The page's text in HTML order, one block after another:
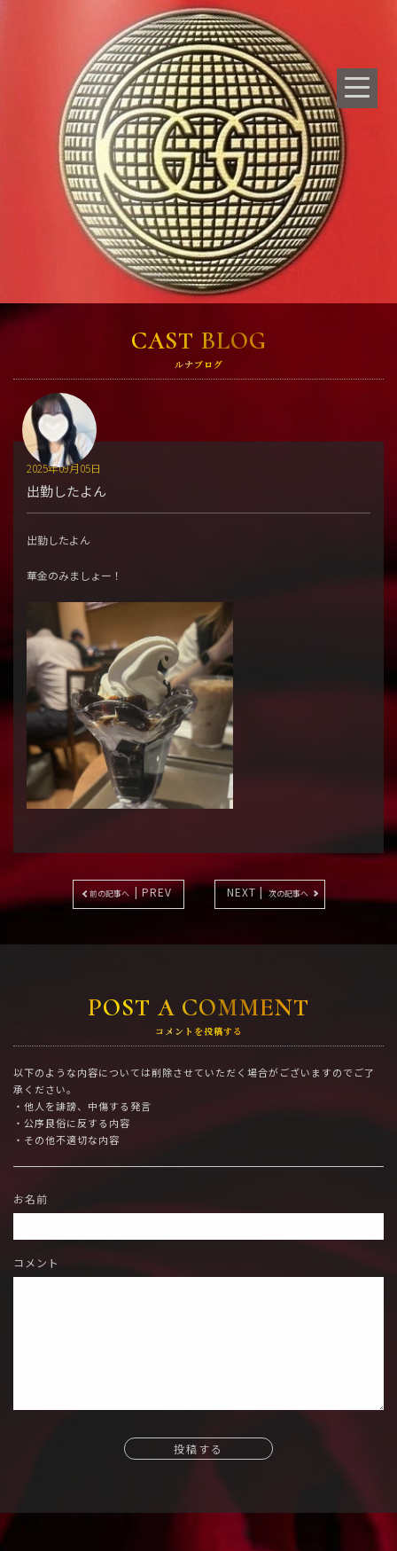
CAST BLOG
ルナブログ
出勤したよん
2025年09月05日
出勤したよん
華金のみましょー！
前の記事へ| PREV NEXT |次の記事へ
POST A COMMENT
コメントを投稿する
以下のような内容については削除させていただく場合がございますのでご了
承ください。
・他人を誹謗、中傷する発言
・公序良俗に反する内容
・その他不適切な内容
お名前
コメント
投稿する